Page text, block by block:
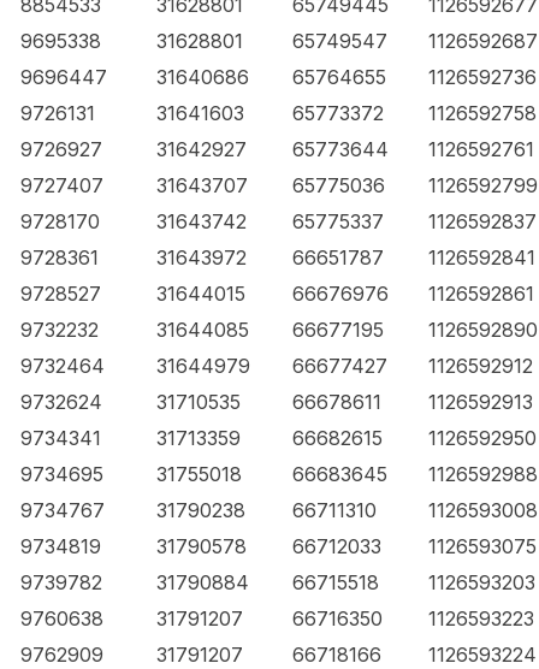
8854533
31628801 65749445
1126592677
9695338
31628801 65749547
1126592687
9696447
31640686 65764655
1126592736
9726131
31641603 65773372
1126592758
9726927
31642927 65773644
1126592761
9727407
31643707 65775036
1126592799
9728170
31643742 65775337
1126592837
9728361
31643972 66651787
1126592841
9728527
31644015 66676976
1126592861
9732232
31644085 66677195
1126592890
9732464
31644979 66677427
1126592912
9732624
31710535 66678611
1126592913
9734341
31713359 66682615
1126592950
9734695
31755018 66683645
1126592988
9734767
31790238 66711310
1126593008
9734819
31790578 66712033
1126593075
9739782
31790884 66715518
1126593203
9760638
31791207 66716350
1126593223
9762909
31791207 66718166
1126593224